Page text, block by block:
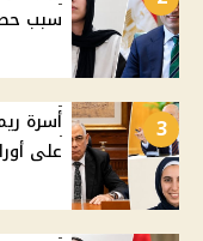
سبب حصول
3
على